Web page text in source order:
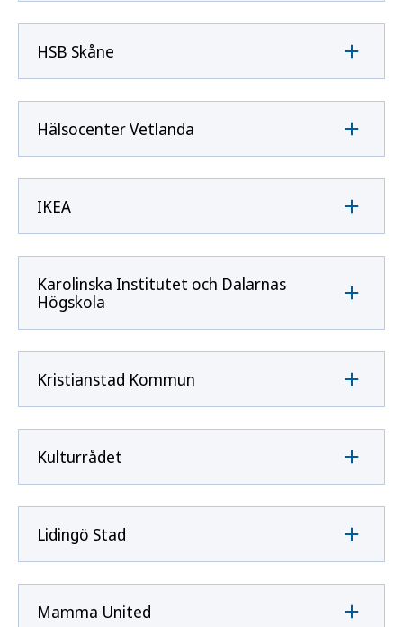
HSB Skåne
Hälsocenter Vetlanda
IKEA
Karolinska Institutet och Dalarnas
Högskola
Kristianstad Kommun
Kulturrådet
Lidingö Stad
Mamma United